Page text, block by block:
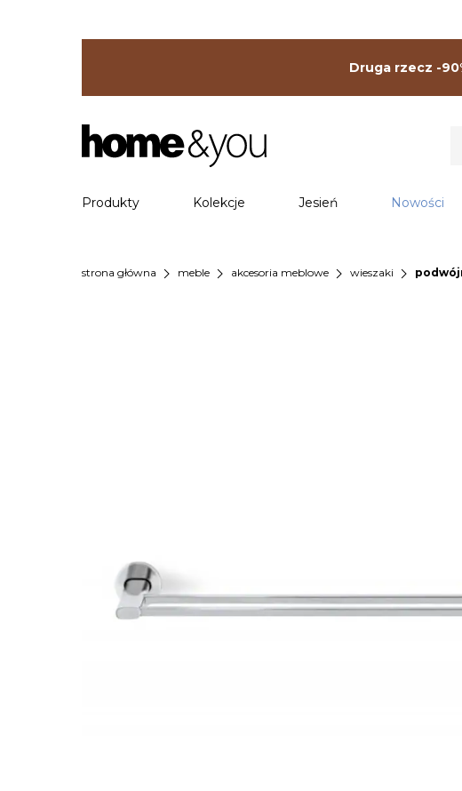
Druga rzecz -
Produkty Kolekcje Jesień Nowości
strona główna chevron_right meble chevron_right akcesoria meblowe chevron_right wieszaki chevron_right